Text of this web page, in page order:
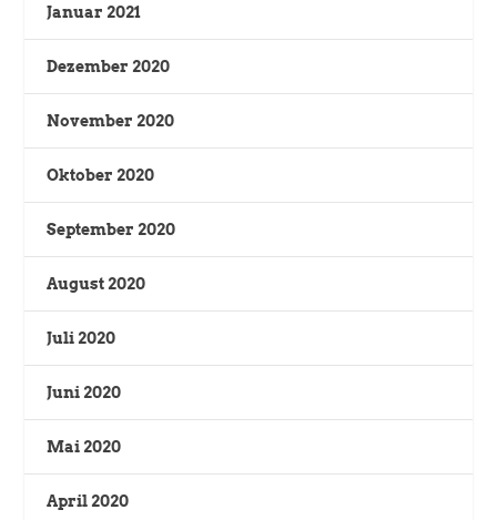
Januar 2021
Dezember 2020
November 2020
Oktober 2020
September 2020
August 2020
Juli 2020
Juni 2020
Mai 2020
April 2020